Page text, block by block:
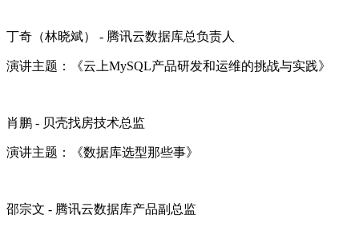
丁奇（林晓斌） - 腾讯云数据库总负责人
演讲主题：《云上MySQL产品研发和运维的挑战与实践》
肖鹏 - 贝壳找房技术总监
演讲主题：《数据库选型那些事》
邵宗文 - 腾讯云数据库产品副总监